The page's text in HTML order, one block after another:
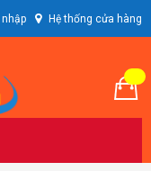
Hệ thống cửa hàng